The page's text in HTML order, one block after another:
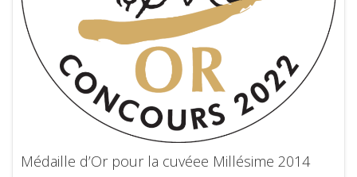
Médaille d’Or pour la cuvéee Millésime 2014